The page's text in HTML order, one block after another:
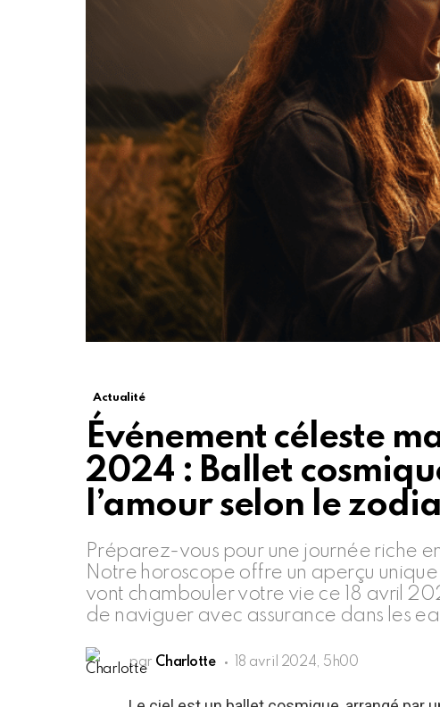
Actualité
Événement céleste
2024 : Ballet
l’amour selon le
Préparez-vous pour une journée riche
Notre horoscope offre un aperçu
vont chambouler votre vie ce 18 avril
de naviguer avec assurance dans les
par Charlotte 18 avril 2024, 5h00